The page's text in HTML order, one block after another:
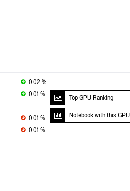
0.02 %
0.01 %
0.01 %
0.01 %
Top GPU Ranking
Notebook with this GPU